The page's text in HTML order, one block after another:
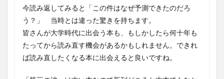
今読み返してみると「この件はなぜ予測できたのだろ
う？」 当時とは違った驚きを持ちます。
皆さんが大学時代に出会う本も、もしかしたら何十年も
たってから読み直す機会があるかもしれません。できれ
ば読み直したくなる本に出会えると良いですね。